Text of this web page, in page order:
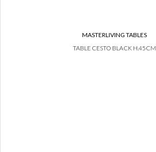
MASTERLIVING TABLES
TABLE CESTO BLACK H.45CM